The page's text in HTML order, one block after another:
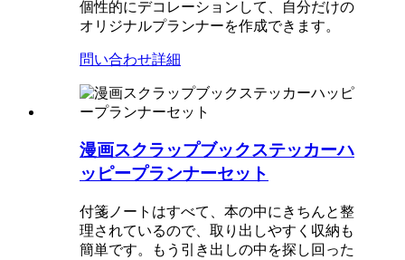
個性的にデコレーションして、自分だけの
オリジナルプランナーを作成できます。
問い合わせ詳細
漫画スクラップブックステッカーハ
ッピープランナーセット
付箋ノートはすべて、本の中にきちんと整
理されているので、取り出しやすく収納も
簡単です。もう引き出しの中を探し回った